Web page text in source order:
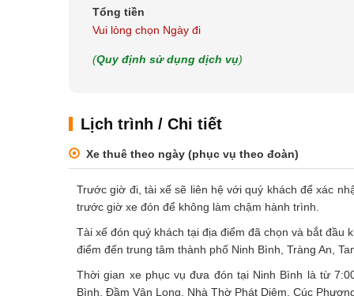
Tổng tiền
Vui lòng chọn Ngày đi
(Quy định sử dụng dịch vụ)
Lịch trình / Chi tiết
Xe thuê theo ngày (phục vụ theo đoàn)
Trước giờ đi, tài xế sẽ liên hệ với quý khách để xác
trước giờ xe đón để không làm chậm hành trình.
Tài xế đón quý khách tại địa điểm đã chọn và bắt đầu
điểm đến trung tâm thành phố Ninh Bình, Tràng An,
Thời gian xe phục vụ đưa đón tại Ninh Bình là từ
Bình, Đầm Vân Long, Nhà Thờ Phát Diệm, Cúc